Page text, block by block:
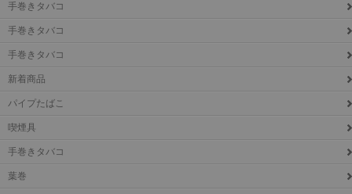
手巻きタバコ
手巻きタバコ
手巻きタバコ
新着商品
パイプたばこ
喫煙具
手巻きタバコ
葉巻